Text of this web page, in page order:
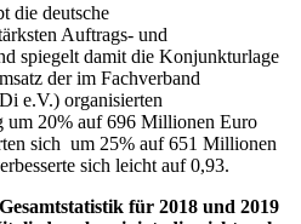
die deutsche
Auftrags- und
spiegelt damit die Konjunkturlage
der im Fachverband
e.V.) organisierten
um 20% auf 696 Millionen Euro
sich um 25% auf 651 Millionen
sich leicht auf 0,93.
für 2018 und 2019